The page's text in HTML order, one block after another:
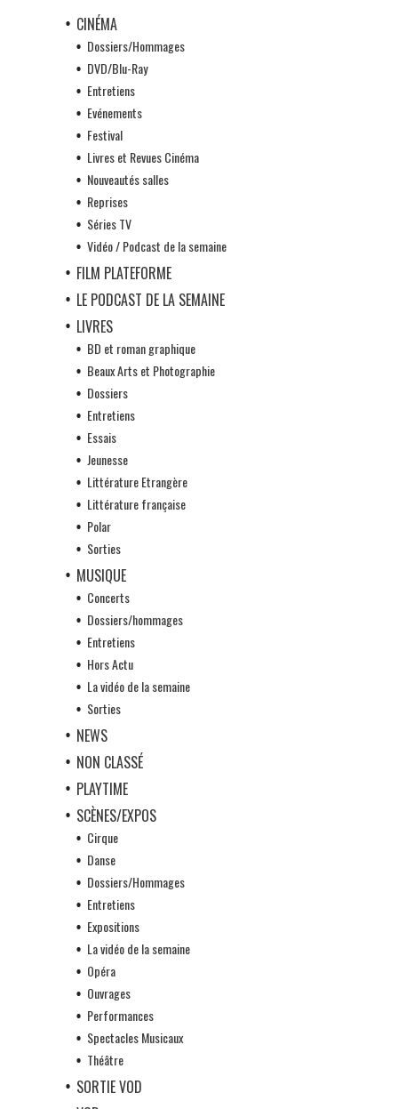
CINÉMA
Dossiers/Hommages
DVD/Blu-Ray
Entretiens
Evénements
Festival
Livres et Revues Cinéma
Nouveautés salles
Reprises
Séries TV
Vidéo / Podcast de la semaine
FILM PLATEFORME
LE PODCAST DE LA SEMAINE
LIVRES
BD et roman graphique
Beaux Arts et Photographie
Dossiers
Entretiens
Essais
Jeunesse
Littérature Etrangère
Littérature française
Polar
Sorties
MUSIQUE
Concerts
Dossiers/hommages
Entretiens
Hors Actu
La vidéo de la semaine
Sorties
NEWS
NON CLASSÉ
PLAYTIME
SCÈNES/EXPOS
Cirque
Danse
Dossiers/Hommages
Entretiens
Expositions
La vidéo de la semaine
Opéra
Ouvrages
Performances
Spectacles Musicaux
Théâtre
SORTIE VOD